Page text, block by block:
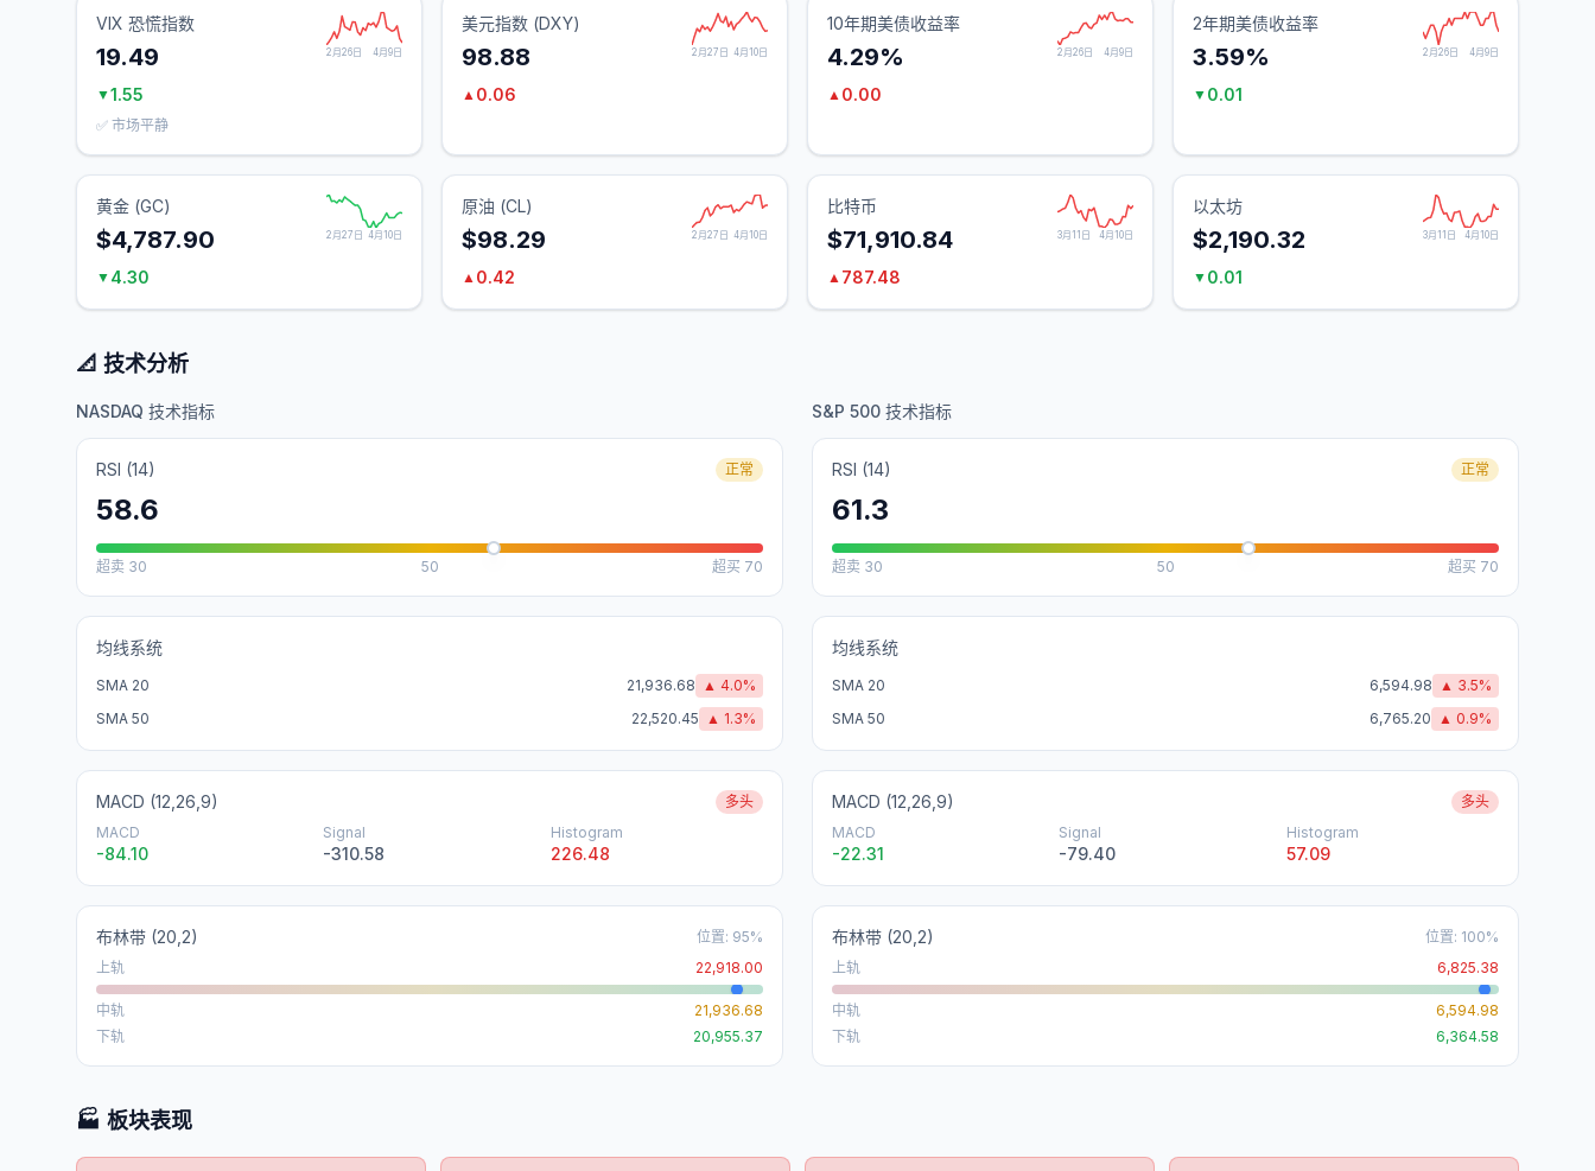
VIX 恐慌指数
19.49 2月26日 4月9日
▼1.55
✅ 市场平静
美元指数 (DXY)
98.88 2月27日 4月10日
▲ 0.06
10年期美债收益率
4.29% 2月26日 4月9日
▲ 0.00
2年期美债收益率
3.59% 2月26日 4月9日
▼ 0.01
黄金 (GC)
$4,787.90 2月27日 4月10日
▼ 4.30
原油 (CL)
$98.29 2月27日 4月10日
▲ 0.42
比特币
$71,910.84 3月11日 4月10日
▲ 787.48
以太坊
$2,190.32 3月11日 4月10日
▼ 0.01
📐 技术分析
NASDAQ 技术指标
RSI (14) 正常
58.6
超卖 30 50 超买 70
均线系统
SMA 20 21,936.68 ▲ 4.0%
SMA 50
22,520.45 ▲ 1.3%
MACD (12,26,9)
多头
MACD
-84.10
Signal
-310.58
Histogram
226.48
布林带 (20,2) 位置: 95%
上轨
22,918.00
中轨
21,936.68
下轨
20,955.37
S&P 500 技术指标
RSI (14) 正常
61.3
超卖 30 50 超买 70
均线系统
SMA 20 6,594.98 ▲ 3.5%
SMA 50
6,765.20 ▲ 0.9%
MACD (12,26,9)
多头
MACD
-22.31
Signal
-79.40
Histogram
57.09
布林带 (20,2) 位置: 100%
上轨
6,825.38
中轨
6,594.98
下轨
6,364.58
🏭 板块表现